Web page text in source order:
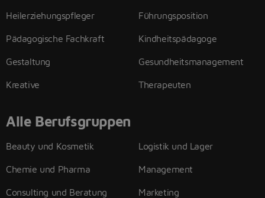
Heilerziehungspfleger
Pädagogische Fachkraft
Gestaltung
Kreative
Führungsposition
Kindheitspädagoge
Gesundheitsmanagement
Therapeuten
Alle Berufsgruppen
Beauty und Kosmetik
Chemie und Pharma
Consulting und Beratung
Logistik und Lager
Management
Marketing